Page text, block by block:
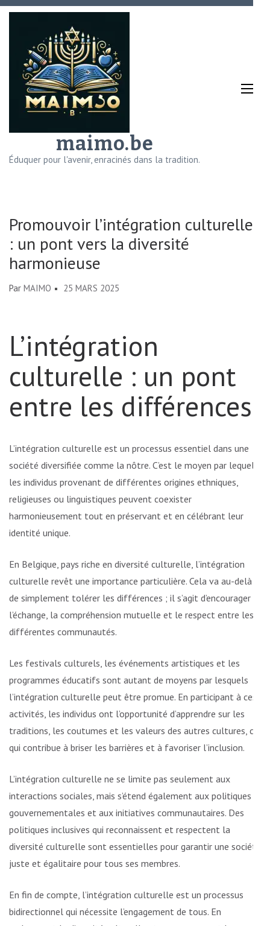
Aller
(Pressez
Entrée)
maimo.be
Éduquer pour l'avenir, enracinés dans la tradition.
Promouvoir l’intégration culturelle
: un pont vers la diversité
harmonieuse
Par MAIMO 25 MARS 2025
L’intégration
culturelle : un pont
entre les différences
L’intégration culturelle est un processus essentiel dans une
société diversifiée comme la nôtre. C’est le moyen par lequel
les individus provenant de différentes origines ethniques,
religieuses ou linguistiques peuvent coexister
harmonieusement tout en préservant et en célébrant leur
identité unique.
En Belgique, pays riche en diversité culturelle, l’intégration
culturelle revêt une importance particulière. Cela va au-delà
de simplement tolérer les différences ; il s’agit d’encourager
l’échange, la compréhension mutuelle et le respect entre les
différentes communautés.
Les festivals culturels, les événements artistiques et les
programmes éducatifs sont autant de moyens par lesquels
l’intégration culturelle peut être promue. En participant à ces
activités, les individus ont l’opportunité d’apprendre sur les
traditions, les coutumes et les valeurs des autres cultures, ce
qui contribue à briser les barrières et à favoriser l’inclusion.
L’intégration culturelle ne se limite pas seulement aux
interactions sociales, mais s’étend également aux politiques
gouvernementales et aux initiatives communautaires. Des
politiques inclusives qui reconnaissent et respectent la
diversité culturelle sont essentielles pour garantir une société
juste et égalitaire pour tous ses membres.
En fin de compte, l’intégration culturelle est un processus
bidirectionnel qui nécessite l’engagement de tous. En